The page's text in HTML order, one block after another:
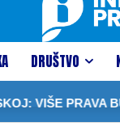
DRUŠTVO
BUDUĆIM